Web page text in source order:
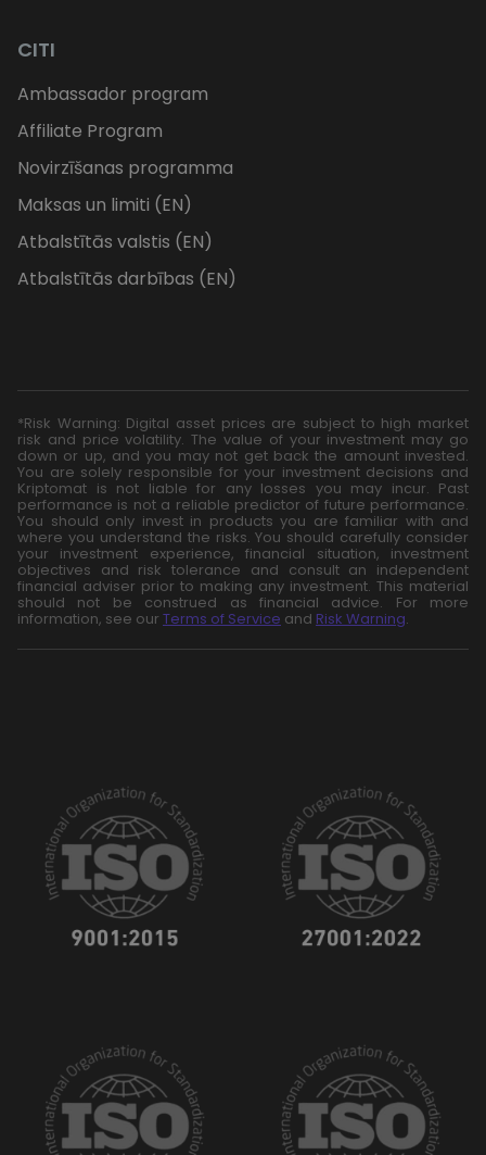
CITI
Ambassador program
Affiliate Program
Novirzīšanas programma
Maksas un limiti (EN)
Atbalstītās valstis (EN)
Atbalstītās darbības (EN)
*Risk Warning: Digital asset prices are subject to high market
risk and price volatility. The value of your investment may go
down or up, and you may not get back the amount invested.
You are solely responsible for your investment decisions and
Kriptomat is not liable for any losses you may incur. Past
performance is not a reliable predictor of future performance.
You should only invest in products you are familiar with and
where you understand the risks. You should carefully consider
your investment experience, financial situation, investment
objectives and risk tolerance and consult an independent
financial adviser prior to making any investment. This material
should not be construed as financial advice. For more
information, see our Terms of Service and Risk Warning.